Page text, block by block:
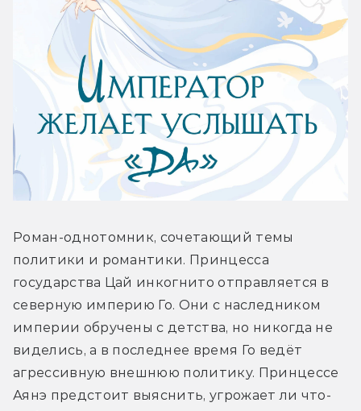
Роман-однотомник, сочетающий темы
политики и романтики. Принцесса
государства Цай инкогнито отправляется в
северную империю Го. Они с наследником
империи обручены с детства, но никогда не
виделись, а в последнее время Го ведёт
агрессивную внешнюю политику. Принцессе
Аянэ предстоит выяснить, угрожает ли что-